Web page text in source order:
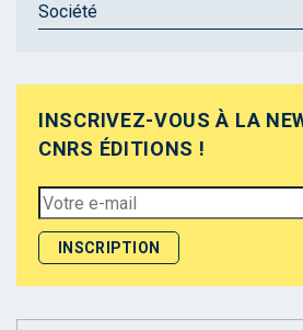
Société
INSCRIVEZ-VOUS À LA
CNRS ÉDITIONS !